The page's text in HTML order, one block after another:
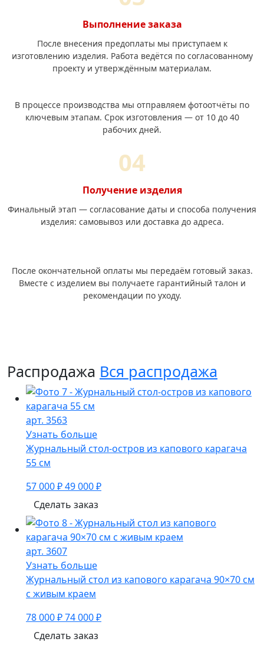
Выполнение заказа
После внесения предоплаты мы приступаем к
изготовлению изделия. Работа ведётся по согласованному
проекту и утверждённым материалам.
В процессе производства мы отправляем фотоотчёты по
ключевым этапам. Срок изготовления — от 10 до 40
рабочих дней.
Получение изделия
Финальный этап — согласование даты и способа получения
изделия: самовывоз или доставка до адреса.
После окончательной оплаты мы передаём готовый заказ.
Вместе с изделием вы получаете гарантийный талон и
рекомендации по уходу.
Распродажа Вся распродажа
арт. 3563
Узнать больше
Журнальный стол-остров из капового карагача
55 см
57 000 ₽49 000 ₽
Сделать заказ
арт. 3607
Узнать больше
Журнальный стол из капового карагача 90×70 см
с живым краем
78 000 ₽74 000 ₽
Сделать заказ